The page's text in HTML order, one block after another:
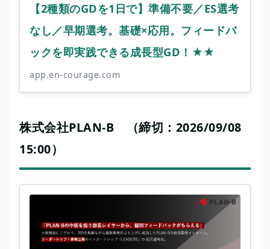
【2種類のGDを1日で】準備不要／ES選考
なし／早期選考。基礎×応用。フィードバ
ックを即実践できる成長型GD！★★
app.en-courage.com
株式会社PLAN-B （締切：2026/09/08
15:00）